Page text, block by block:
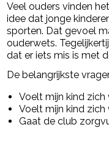
Veel ouders vinden
idee dat jonge
sporten. Dat gevoel
ouderwets.
dat er iets mis is met
De belangrijkste
Voelt mijn kind zich
Voelt mijn kind
Gaat de club